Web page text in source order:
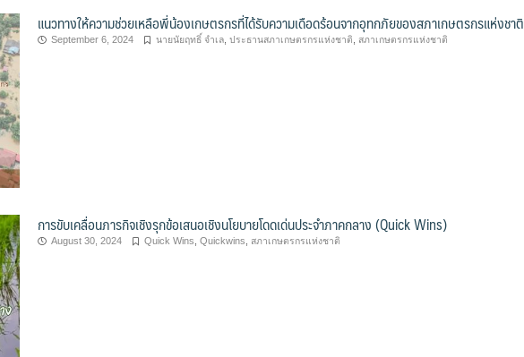
แนวทางให้ความช่วยเหลือพี่น้องเกษตรกรที่ได้รับความเดือดร้อนจากอุทกภัยของสภาเกษตรกรแห่งชาติ
September 6, 2024 นายนัยฤทธิ์ จำเล, ประธานสภาเกษตรกรแห่งชาติ สภาเกษตรกรแห่งชาติ
การขับเคลื่อนภารกิจเชิงรุกข้อเสนอเชิงนโยบายโดดเด่นประจำภาคกลาง (Quick Wins)
August 30, 2024 Quick Wins Quickwins สภาเกษตรกรแห่งชาติ